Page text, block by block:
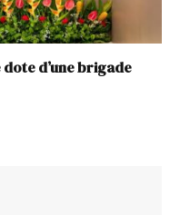
d’une brigade